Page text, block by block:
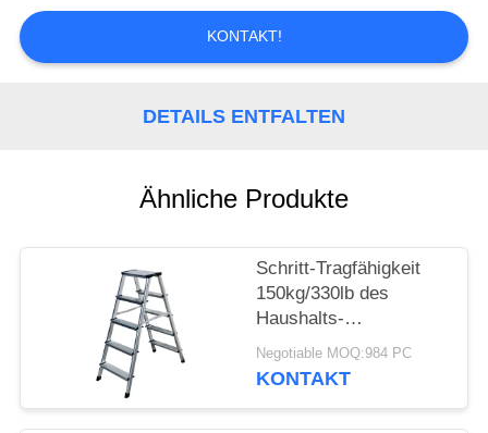
VERBINDUNG
FORDERN
KONTAKT!
DETAILS ENTFALTEN
Ähnliche Produkte
Schritt-Tragfähigkeit
150kg/330lb des
Haushalts-
Aluminiumtritthocker-
2x5
Negotiable MOQ:984 PC
KONTAKT